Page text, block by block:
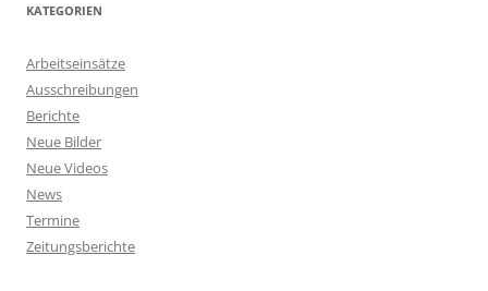
KATEGORIEN
Arbeitseinsätze
Ausschreibungen
Berichte
Neue Bilder
Neue Videos
News
Termine
Zeitungsberichte